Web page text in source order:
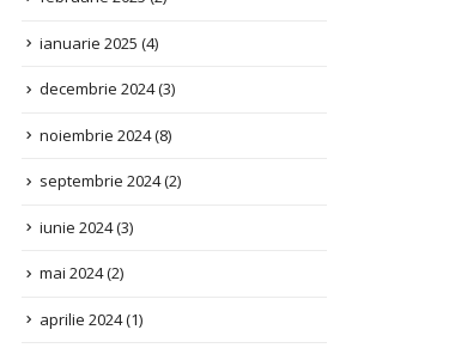
decembrie 2024(3)
noiembrie 2024(8)
septembrie 2024(2)
iunie 2024(3)
mai 2024(2)
aprilie 2024(1)
martie 2024 (2)